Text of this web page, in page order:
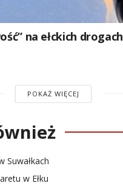
na ełckich drogach
POKAŻ WIĘCEJ
Suwałkach
w Ełku